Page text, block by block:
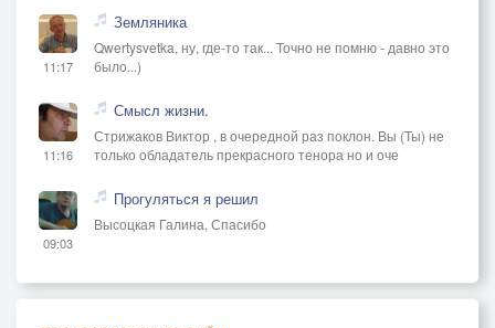
11:17
Земляника
Qwertysvetka, ну, где-то так... Точно не помню - давно это
было...)
11:16
Смысл жизни.
Стрижаков Виктор , в очередной раз поклон. Вы (Ты) не
только обладатель прекрасного тенора но и оче
09:03
Прогуляться я решил
Высоцкая Галина, Спасибо